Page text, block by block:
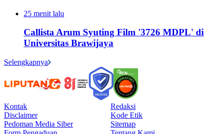
25 menit lalu
Callista Arum Syuting Film '3726 MDPL' di
Universitas Brawijaya
Selengkapnya
Kontak
Redaksi
Disclaimer
Kode Etik
Pedoman Media Siber
Sitemap